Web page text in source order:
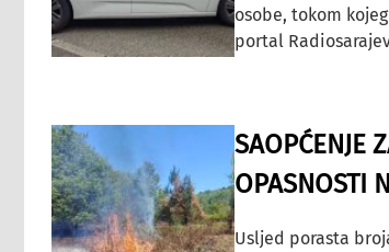
osobe, tokom
portal
SAOPĆENJE
OPASNOSTI
Usljed porasta